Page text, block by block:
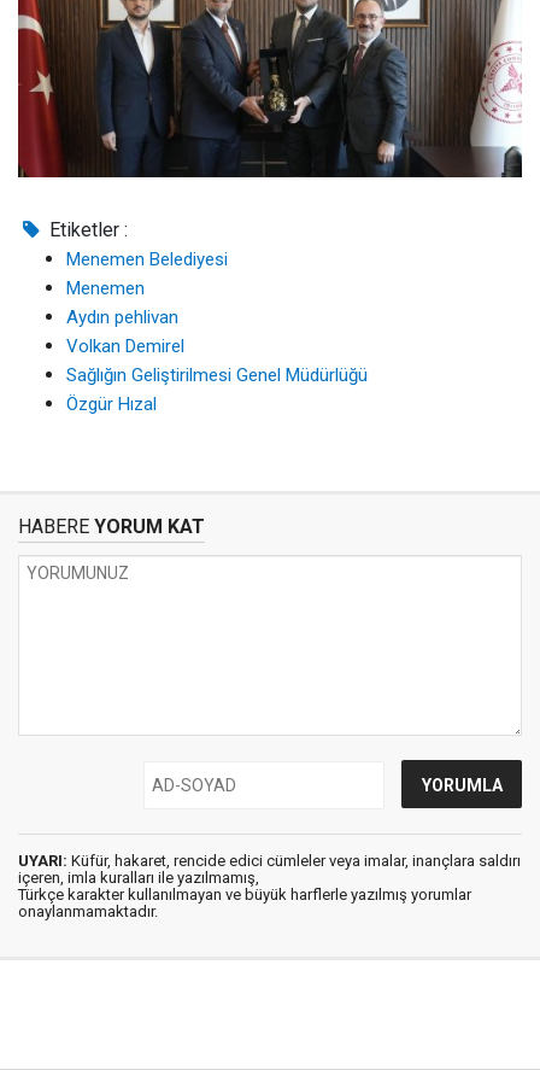
Etiketler :
Menemen Belediyesi
Menemen
Aydın pehlivan
Volkan Demirel
Sağlığın Geliştirilmesi Genel Müdürlüğü
Özgür Hızal
HABERE YORUM KAT
UYARI: Küfür, hakaret, rencide edici cümleler veya imalar, inançlara saldırı
içeren, imla kuralları ile yazılmamış,
Türkçe karakter kullanılmayan ve büyük harflerle yazılmış yorumlar
onaylanmamaktadır.